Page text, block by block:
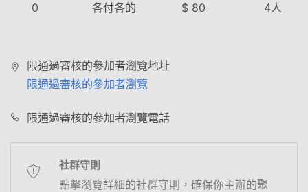
0 各付各的 $ 80 4人
限通過審核的參加者瀏覽地址
限通過審核的參加者瀏覽
限通過審核的參加者瀏覽電話
社群守則
點擊瀏覽詳細的社群守則，確保你主辦的聚